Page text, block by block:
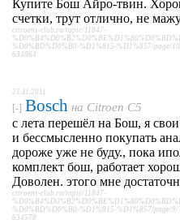
Купите Бош Айро-твин.
счетки, трут отлично, не
citroens-club.ru/topic/11847-
%D0%BD%D0%B0-%D1%815-%D1%857/page/
634864
21.11.2011
[-] Bosch на Citroen C5
с лета перешёл на Бош, я
и бессмысленно покупать
дороже уже не буду., пока
комплект бош, работает
Доволен. этого мне
citroens-club.ru/topic/11847-
%D0%BD%D0%B0-%D1%815-%D1%857/page/9/
634578